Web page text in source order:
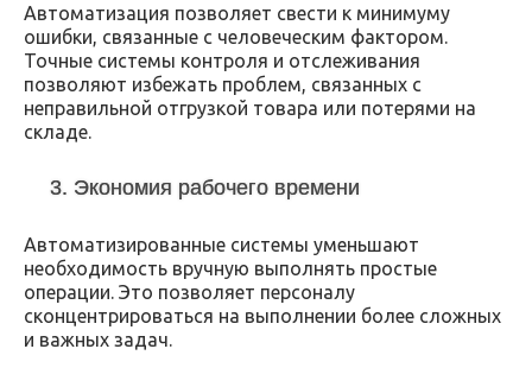
Автоматизация позволяет свести к минимуму
ошибки, связанные с человеческим фактором.
Точные системы контроля и отслеживания
позволяют избежать проблем, связанных с
неправильной отгрузкой товара или потерями на
складе.
3. Экономия рабочего времени
Автоматизированные системы уменьшают
необходимость вручную выполнять простые
операции. Это позволяет персоналу
сконцентрироваться на выполнении более сложных
и важных задач.